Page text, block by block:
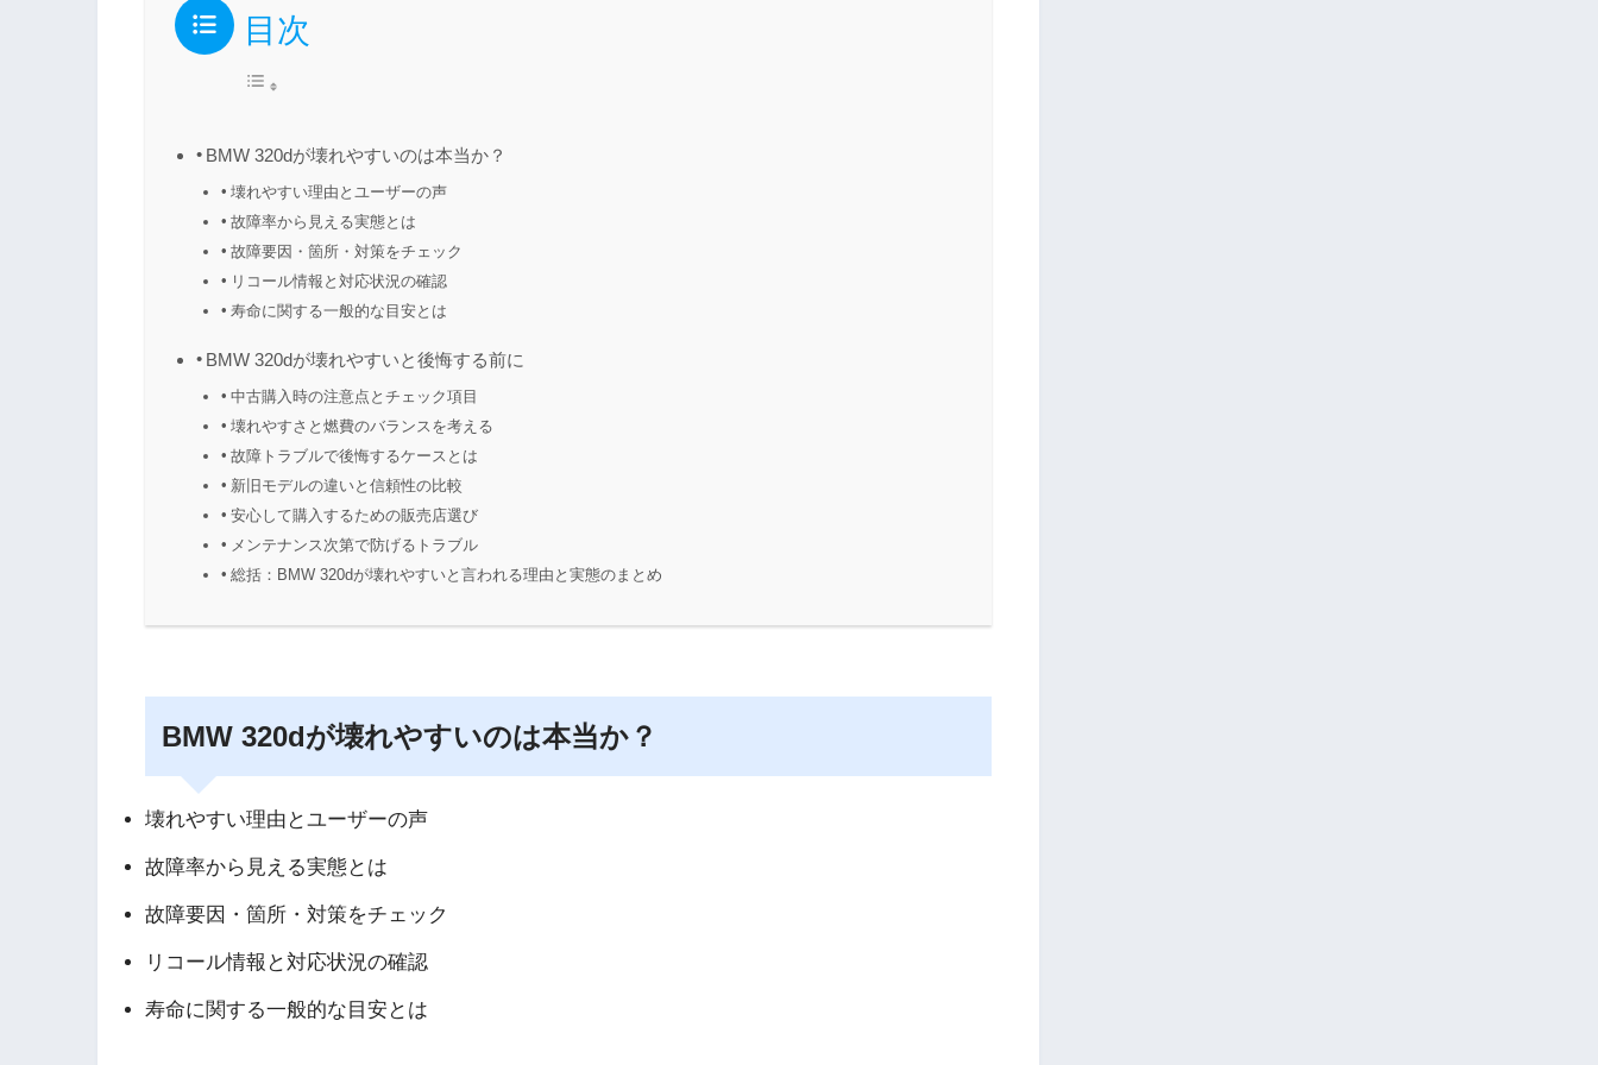
目次
BMW 320dが壊れやすいのは本当か？
壊れやすい理由とユーザーの声
故障率から見える実態とは
故障要因・箇所・対策をチェック
リコール情報と対応状況の確認
寿命に関する一般的な目安とは
BMW 320dが壊れやすいと後悔する前に
中古購入時の注意点とチェック項目
壊れやすさと燃費のバランスを考える
故障トラブルで後悔するケースとは
新旧モデルの違いと信頼性の比較
安心して購入するための販売店選び
メンテナンス次第で防げるトラブル
総括：BMW 320dが壊れやすいと言われる理由と実態のまとめ
BMW 320dが壊れやすいのは本当か？
壊れやすい理由とユーザーの声
故障率から見える実態とは
故障要因・箇所・対策をチェック
リコール情報と対応状況の確認
寿命に関する一般的な目安とは